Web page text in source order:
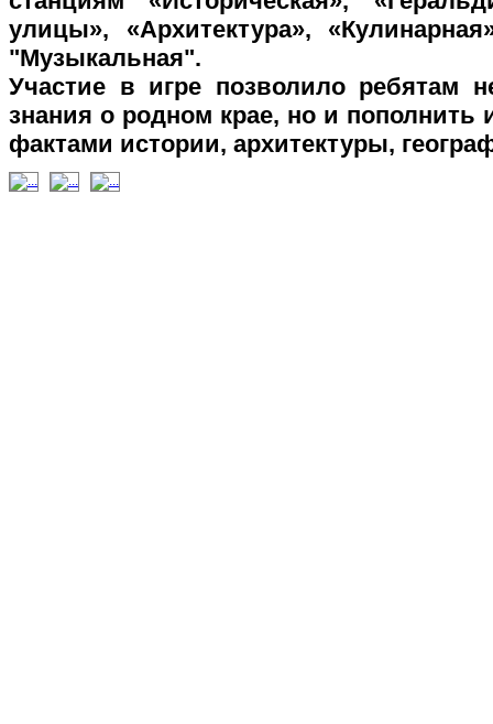
улицы», «Архитектура»,
"Музыкальная".
Участие в игре позволило ребятам
знания о родном крае, но и
фактами истории, архитектуры,